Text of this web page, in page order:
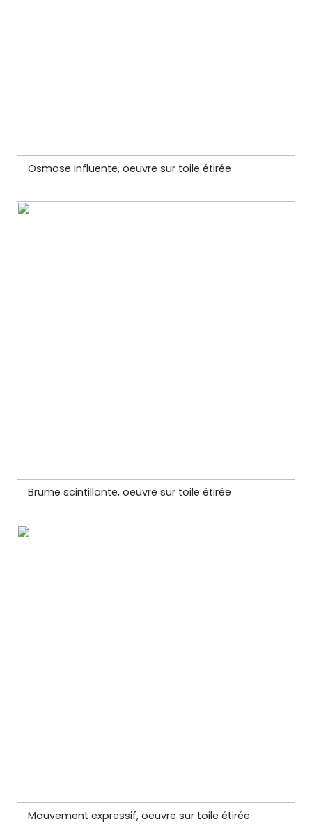
Osmose influente, oeuvre sur toile étirée
Brume scintillante, oeuvre sur toile étirée
Mouvement expressif, oeuvre sur toile étirée